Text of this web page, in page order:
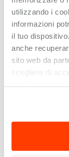
utilizzando i
informazioni
il tuo
anche
sito web da
scegliere di
qui: puoi
confermare la
devices with